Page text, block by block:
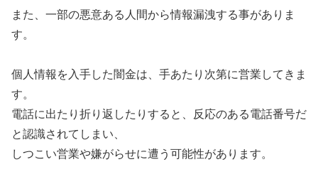
また、一部の悪意ある人間から情報漏洩する事がありま
す。
個人情報を入手した闇金は、手あたり次第に営業してきま
す。
電話に出たり折り返したりすると、反応のある電話番号だ
と認識されてしまい、
しつこい営業や嫌がらせに遭う可能性があります。